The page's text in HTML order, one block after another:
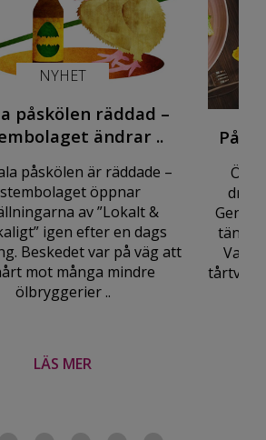
NYHET
påskölen räddad –
ändrar ..
påskölen är räddade –
öppnar
av ”Lokalt &
igen efter en dags
Beskedet var på väg att
mot många mindre
ölbryggerier ..
LÄS MER
tänka
tårtvin.